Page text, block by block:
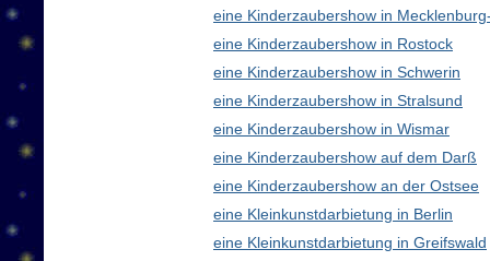
eine Kinderzaubershow in
eine Kinderzaubershow in Rostock
eine Kinderzaubershow in Schwerin
eine Kinderzaubershow in Stralsund
eine Kinderzaubershow in Wismar
eine Kinderzaubershow auf dem Darß
eine Kinderzaubershow an der Ostsee
eine Kleinkunstdarbietung in Berlin
eine Kleinkunstdarbietung in Greifswald